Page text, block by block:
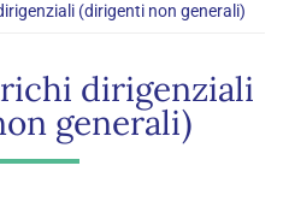
(dirigenti non generali)
dirigenziali
generali)